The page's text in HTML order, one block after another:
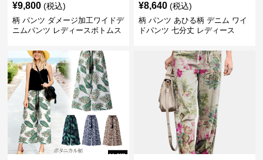
¥9,800 (税込)
柄 パンツ ダメージ加工ワイドデ
ニムパンツ レディースボトムス
¥8,640 (税込)
柄 パンツ あひる柄 デニム ワイ
ドパンツ 七分丈 レディース